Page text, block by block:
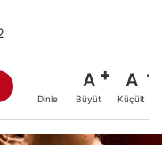
Dinle
A
Büyüt
A
Küçült